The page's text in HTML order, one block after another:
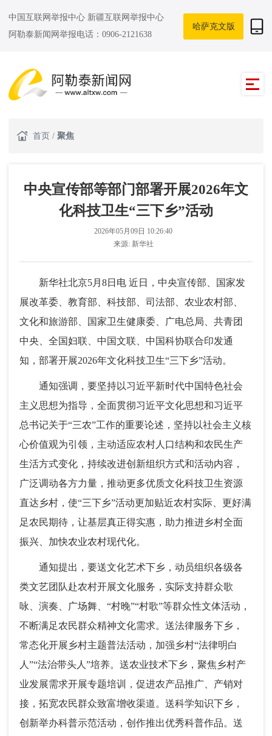
中国互联网举报中心 新疆互联网举报中心
阿勒泰新闻网举报电话：0906-2121638
哈萨克文版
首页 / 聚焦
中央宣传部等部门部署开展2026年文
化科技卫生“三下乡”活动
2026年05月09日 10:26:40
来源: 新华社
新华社北京5月8日电 近日，中央宣传部、国家发
展改革委、教育部、科技部、司法部、农业农村部、
文化和旅游部、国家卫生健康委、广电总局、共青团
中央、全国妇联、中国文联、中国科协联合印发通
知，部署开展2026年文化科技卫生“三下乡”活动。
通知强调，要坚持以习近平新时代中国特色社会
主义思想为指导，全面贯彻习近平文化思想和习近平
总书记关于“三农”工作的重要论述，坚持以社会主义核
心价值观为引领，主动适应农村人口结构和农民生产
生活方式变化，持续改进创新组织方式和活动内容，
广泛调动各方力量，推动更多优质文化科技卫生资源
直达乡村，使“三下乡”活动更加贴近农村实际、更好满
足农民期待，让基层真正得实惠，助力推进乡村全面
振兴、加快农业农村现代化。
通知提出，要送文化艺术下乡，动员组织各级各
类文艺团队赴农村开展文化服务，实际支持群众歌
咏、演奏、广场舞、“村晚”“村歌”等群众性文体活动，
不断满足农民群众精神文化需求。送法律服务下乡，
常态化开展乡村主题普法活动，加强乡村“法律明白
人”“法治带头人”培养。送农业技术下乡，聚焦乡村产
业发展需求开展专题培训，促进农产品推广、产销对
接，拓宽农民群众致富增收渠道。送科学知识下乡，
创新举办科普示范活动，创作推出优秀科普作品。送